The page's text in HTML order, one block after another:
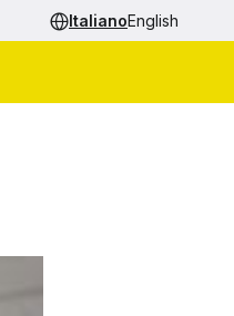
ItalianoEnglish